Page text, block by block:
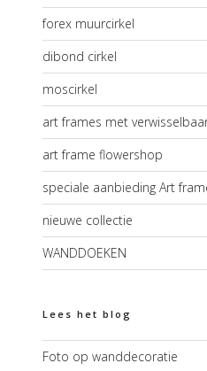
forex muurcirkel
dibond cirkel
moscirkel
art frames met
art frame flowershop
speciale aanbieding Art
nieuwe collectie
WANDDOEKEN
Lees het blog
Foto op wanddecoratie